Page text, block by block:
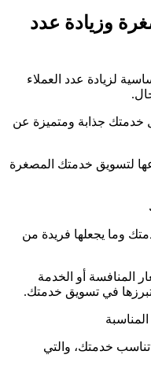
وزيادة عدد
لزيادة عدد العملاء
جذابة ومتميزة عن
لتسويق خدمتك المصغرة
وما يجعلها فريدة من
المنافسة أو الخدمة
تبرزها في تسويق خدمتك.
خدمتك، والتي